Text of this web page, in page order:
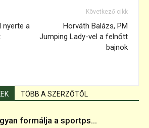
nyerte a
Következő cikk
Horváth Balázs, PM
Jumping Lady-vel a felnőtt
bajnok
TÖBB A SZERZŐTŐL
formálja a sportps...